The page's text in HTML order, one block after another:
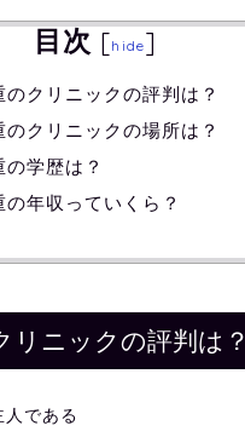
目次 [hide]
のクリニックの評判は？
のクリニックの場所は？
学歴は？
の年収っていくら？
リニックの評判は？
人である